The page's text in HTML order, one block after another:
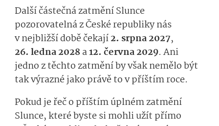
Další částečná zatmění Slunce
pozorovatelná z České republiky nás
v nejbližší době čekají2. srpna 2027,
26. ledna 2028a12. června 2029. Ani
jedno z těchto zatmění by však nemělo být
tak výrazné jako právě to v příštím roce.
Pokud je řeč o příštím úplném zatmění
Slunce, které byste si mohli užít přímo